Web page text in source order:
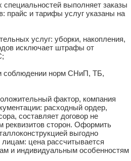
выполняет заказы
прайс и тарифы услуг указаны на
услуг: уборки, накопления,
исключает штрафы от
соблюдении норм СНиП, ТБ,
фактор, компания
расходный ордер,
составляет договор не
реквизитов сторон. Оформить
выгодно
цена рассчитывается
и индивидуальным особенностям